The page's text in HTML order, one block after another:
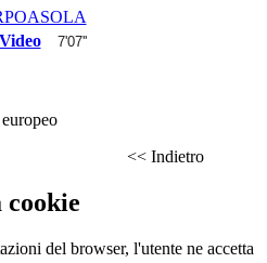
7'07''
<< Indietro
cookie
del browser, l'utente ne accetta